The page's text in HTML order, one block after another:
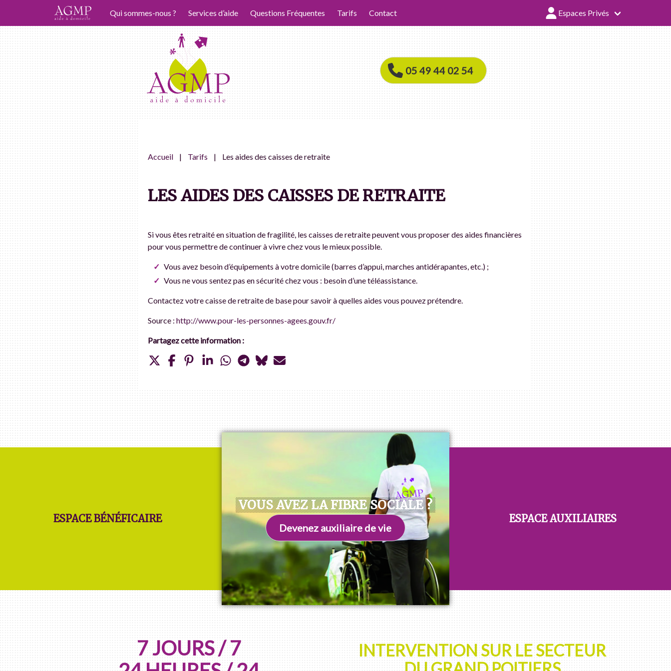
Qui sommes-nous ? Services d’aide Questions Fréquentes Tarifs Contact Espaces Privés
05 49 44 02 54
Accueil Tarifs Les aides des caisses de retraite
LES AIDES DES CAISSES DE RETRAITE
Si vous êtes retraité en situation de fragilité, les caisses de retraite peuvent vous proposer des aides financières
pour vous permettre de continuer à vivre chez vous le mieux possible.
Vous avez besoin d’équipements à votre domicile (barres d’appui, marches antidérapantes, etc.) ;
Vous ne vous sentez pas en sécurité chez vous : besoin d’une téléassistance.
Contactez votre caisse de retraite de base pour savoir à quelles aides vous pouvez prétendre.
Source : http://www.pour-les-personnes-agees.gouv.fr/
Partagez cette information :
ESPACE BÉNÉFICAIRE
VOUS AVEZ LA FIBRE SOCIALE ?
Devenez auxiliaire de vie
ESPACE AUXILIAIRES
7 JOURS / 7
INTERVENTION SUR LE SECTEUR